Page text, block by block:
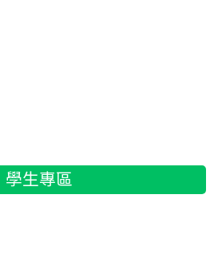
學生專區